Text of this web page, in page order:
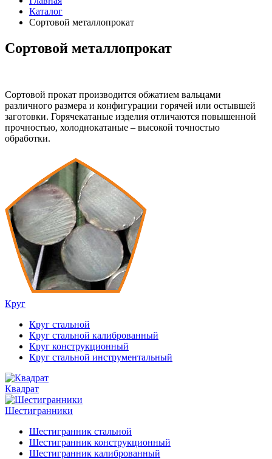
Каталог
Сортовой металлопрокат
Сортовой металлопрокат
Сортовой прокат производится обжатием вальцами
различного размера и конфигурации горячей или остывшей
заготовки. Горячекатаные изделия отличаются повышенной
прочностью, холоднокатаные – высокой точностью
обработки.
Круг
Круг стальной
Круг стальной калиброванный
Круг конструкционный
Круг стальной инструментальный
Квадрат
Шестигранники
Шестигранник стальной
Шестигранник конструкционный
Шестигранник калиброванный